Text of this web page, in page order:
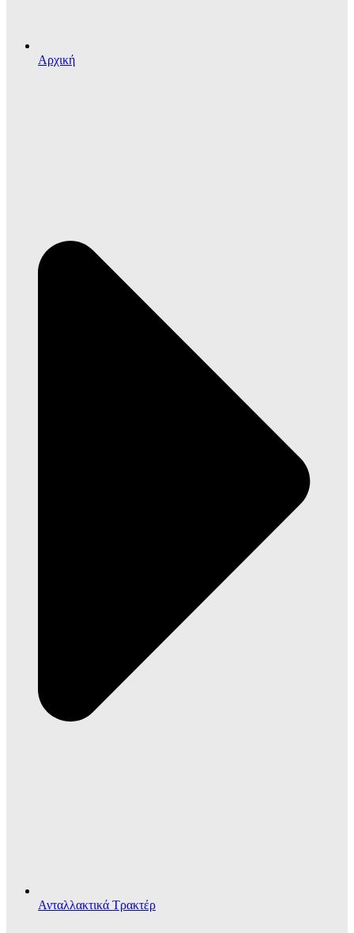
Αρχική
Ανταλλακτικά Τρακτέρ